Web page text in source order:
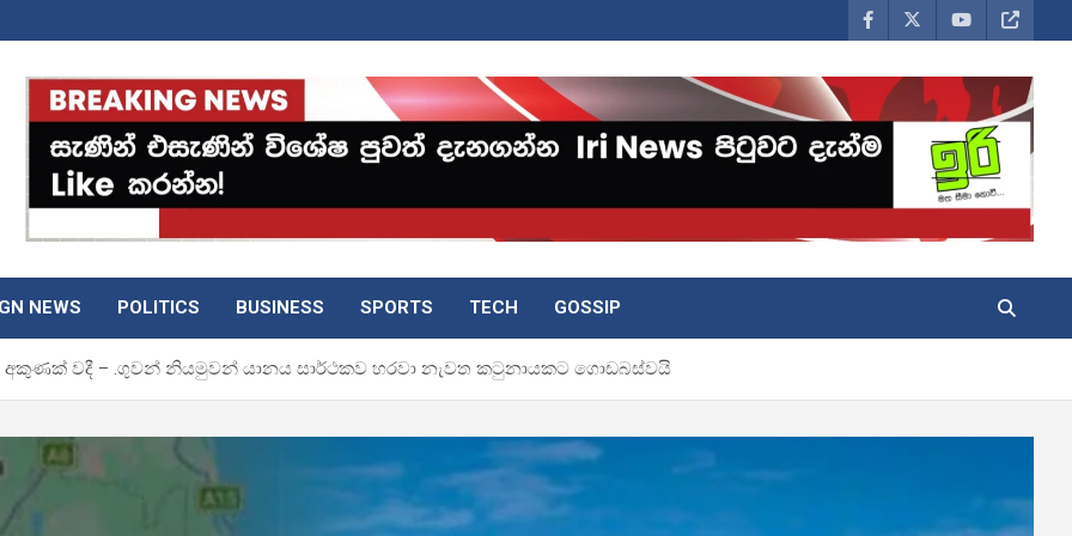
NEWS POLITICS BUSINESS SPORTS TECH GOSSIP
අකුණක් වදී – .ගුවන් නියමුවන් යානය සාර්ථකව හරවා නැවත කටුනායකට ගොඩබස්වයි